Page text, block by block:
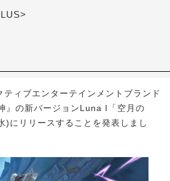
ィブエンターテインメントブランド
』の新バージョンLuna I「空月の
)にリリースすることを発表しまし